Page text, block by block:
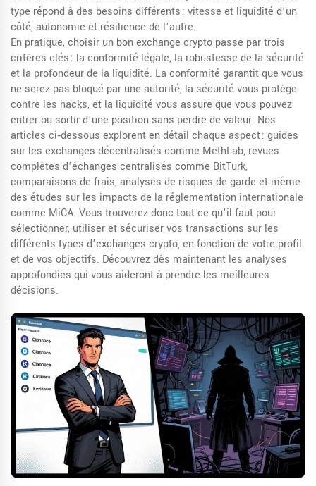
type répond à des besoins différents : vitesse et liquidité d’un
côté, autonomie et résilience de l’autre.
En pratique, choisir un bon exchange crypto passe par trois
critères clés : la conformité légale, la robustesse de la sécurité
et la profondeur de la liquidité. La conformité garantit que vous
ne serez pas bloqué par une autorité, la sécurité vous protège
contre les hacks, et la liquidité vous assure que vous pouvez
entrer ou sortir d’une position sans perdre de valeur. Nos
articles ci‑dessous explorent en détail chaque aspect : guides
sur les exchanges décentralisés comme MethLab, revues
complètes d’échanges centralisés comme BitTurk,
comparaisons de frais, analyses de risques de garde et même
des études sur les impacts de la réglementation internationale
comme MiCA. Vous trouverez donc tout ce qu’il faut pour
sélectionner, utiliser et sécuriser vos transactions sur les
différents types d’exchanges crypto, en fonction de votre profil
et de vos objectifs. Découvrez dès maintenant les analyses
approfondies qui vous aideront à prendre les meilleures
décisions.